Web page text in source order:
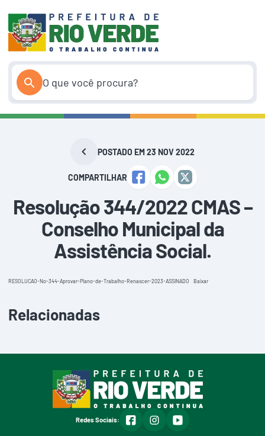
conteúdo
POSTADO EM 23 NOV 2022
COMPARTILHAR
Resolução 344/2022 CMAS –
Conselho Municipal da
Assistência Social.
RESOLUCAO-No-344-Aprovar-Plano-de-Trabalho-Renascer-2023-ASSINADO Baixar
Relacionadas
Redes Sociais: facebookinstagramyoutube